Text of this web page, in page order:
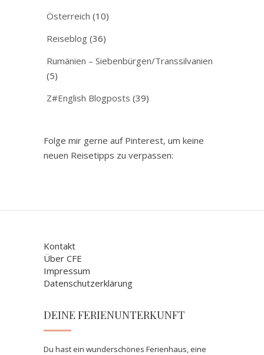
Österreich (10)
Reiseblog (36)
Rumänien – Siebenbürgen/Transsilvanien
(5)
Z#English Blogposts (39)
Folge mir gerne auf Pinterest, um keine
neuen Reisetipps zu verpassen:
Kontakt
Über CFE
Impressum
Datenschutzerklärung
DEINE FERIENUNTERKUNFT
Du hast ein wunderschönes Ferienhaus, eine